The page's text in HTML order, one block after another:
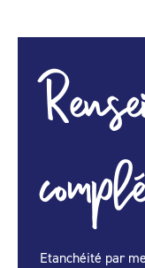
Etanchéité par